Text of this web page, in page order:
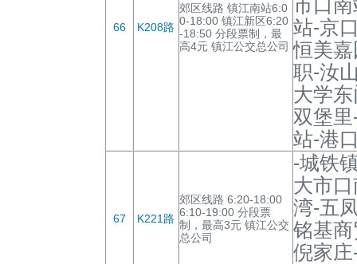
66 K208路
郊区线路 镇江南站6:0
0-18:00 镇江新区6:20
-18:50 分段票制，最
高4元 镇江公交总公司
市口
站-京
恒美
职-汝
大学
双堡
站-港
67 K221路
郊区线路 6:20-18:00
6:10-19:00 分段票
制，最高3元 镇江公交
总公司
-城铁
大市
湾-五
铭基
倪家